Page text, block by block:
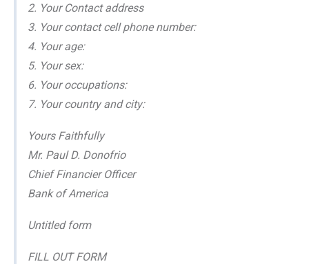
2. Your Contact address
3. Your contact cell phone number:
4. Your age:
5. Your sex:
6. Your occupations:
7. Your country and city:
Yours Faithfully
Mr. Paul D. Donofrio
Chief Financier Officer
Bank of America
Untitled form
FILL OUT FORM